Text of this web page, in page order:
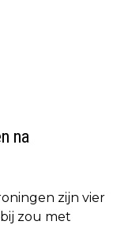
na
zijn vier
zou met